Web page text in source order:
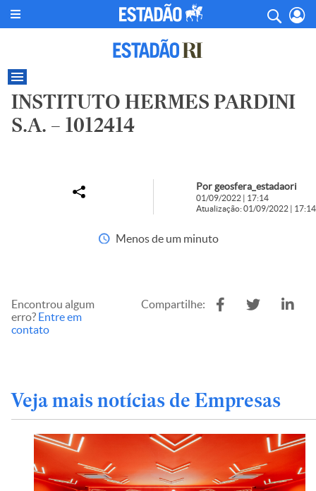
INSTITUTO HERMES PARDINI
S.A. – 1012414
Por geosfera_estadaori
01/09/2022 | 17:14
Atualização: 01/09/2022 | 17:14
Menos de um minuto
Encontrou algum
erro? Entre em
contato
Compartilhe:
Veja mais notícias de Empresas